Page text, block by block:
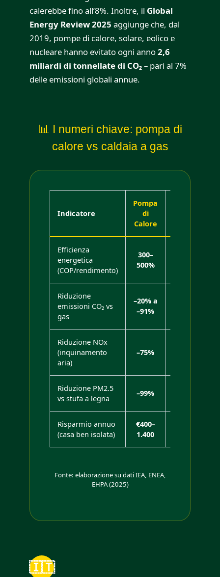
calerebbe fino all’8%. Inoltre, il Global
Energy Review 2025 aggiunge che, dal
2019, pompe di calore, solare, eolico e
nucleare hanno evitato ogni anno2,6
miliardi di tonnellate di CO₂– pari al 7%
delle emissioni globali annue.
📊 I numeri chiave: pompa di
calore vs caldaia a gas
Indicatore
Pompa
di
Calore
Efficienza
energetica
(COP/rendimento)
300–
500%
Riduzione
emissioni CO₂ vs
gas
–20% a
–91%
Riduzione NOx
(inquinamento
aria)
–75%
Riduzione PM2.5
vs stufa a legna
–99%
Risparmio annuo
(casa ben isolata)
€400–
1.400
Fonte: elaborazione su dati IEA, ENEA,
EHPA (2025)
🇮🇹